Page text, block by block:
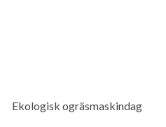
Ekologisk ogräsmaskindag